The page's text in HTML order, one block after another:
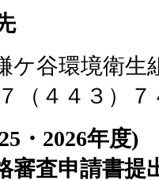
ケ谷環境衛
（４４３）
・2026年度)
審査申請書提